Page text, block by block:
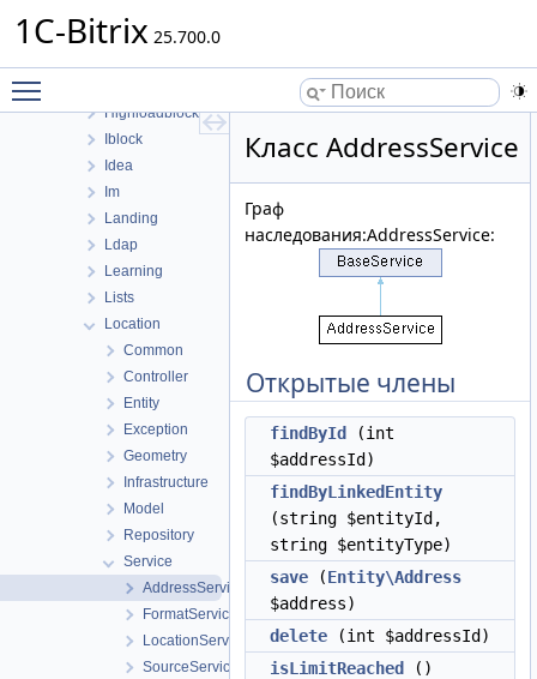
1C-Bitrix 25.700.0
Fileman
Highloadblock
Iblock
Idea
Im
Landing
Ldap
Learning
Lists
Location
Common
Controller
Entity
Exception
Geometry
Infrastructure
Model
Repository
Service
AddressService
FormatService
LocationService
SourceService
Класс AddressService
Граф
наследования:AddressService:
Открытые члены
findById
(int
$addressId)
findByLinkedEntity
(string $entityId,
string $entityType)
save (Entity\Address
$address)
delete (int $addressId)
isLimitReached
()